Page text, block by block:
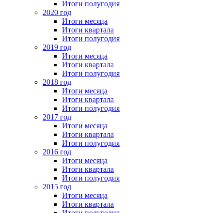
Итоги полугодия
2020 год
Итоги месяца
Итоги квартала
Итоги полугодия
2019 год
Итоги месяца
Итоги квартала
Итоги полугодия
2018 год
Итоги месяца
Итоги квартала
Итоги полугодия
2017 год
Итоги месяца
Итоги квартала
Итоги полугодия
2016 год
Итоги месяца
Итоги квартала
Итоги полугодия
2015 год
Итоги месяца
Итоги квартала